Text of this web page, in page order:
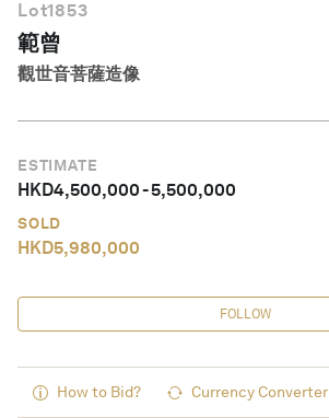
Lot1853
範曾
觀世音菩薩造像
ESTIMATE
HKD4,500,000-5,500,000
SOLD
HKD5,980,000
FOLLOW
How to Bid? Currency Converter